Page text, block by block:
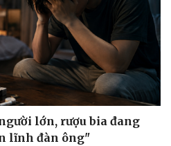
lớn, rượu bia đang
lĩnh đàn ông"